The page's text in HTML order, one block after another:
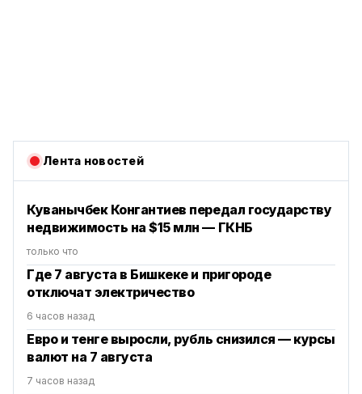
Лента новостей
Куванычбек Конгантиев передал государству
недвижимость на $15 млн — ГКНБ
только что
Где 7 августа в Бишкеке и пригороде
отключат электричество
6 часов назад
Евро и тенге выросли, рубль снизился — курсы
валют на 7 августа
7 часов назад